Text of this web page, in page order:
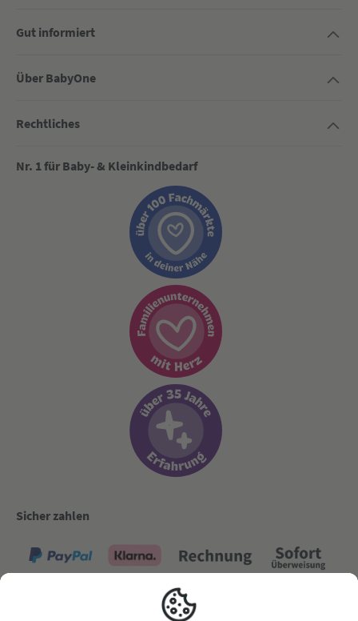
Gut informiert
Über BabyOne
Rechtliches
Nr. 1 für Baby- & Kleinkindbedarf
Sicher zahlen